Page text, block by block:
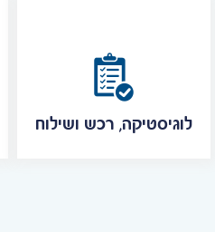
לוגיסטיקה, רכש ושילוח